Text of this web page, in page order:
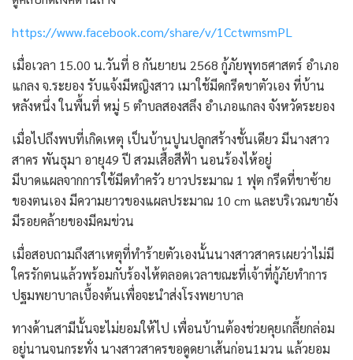
https://www.facebook.com/share/v/1CctwmsmPL
เมื่อเวลา 15.00 น.วันที่ 8 กันยายน 2568 กู้ภัยพุทธศาสตร์ อำเภอ
แกลง จ.ระยอง รับแจ้งมีหญิงสาว เมาใช้มีดกรีดขาตัวเอง ที่บ้าน
หลังหนึ่ง ในพื้นที่ หมู่ 5 ตำบลสองสลึง อำเภอแกลง จังหวัดระยอง
เมื่อไปถึงพบที่เกิดเหตุ เป็นบ้านปูนปลูกสร้างชั้นเดียว มีนางสาว
สาคร พันธุมา อายุ49 ปี สวมเสื้อสีฟ้า นอนร้องไห้อยู่
มีบาดแผลจากการใช้มีดทำครัว ยาวประมาณ 1 ฟุต กรีดที่ขาซ้าย
ของตนเอง มีความยาวของแผลประมาณ 10 cm และบริเวณขายัง
มีรอยคล้ายของมีคมข่วน
เมื่อสอบถามถึงสาเหตุที่ทำร้ายตัวเองนั้นนางสาวสาครเผยว่าไม่มี
ใครรักตนแล้วพร้อมกับร้องไห้ตลอดเวลาขณะที่เจ้าที่กู้ภัยทำการ
ปฐมพยาบาลเบื้องต้นเพื่อจะนำส่งโรงพยาบาล
ทางด้านสามีนั้นจะไม่ยอมให้ไป เพื่อนบ้านต้องช่วยคุยเกลี้ยกล่อม
อยู่นานจนกระทั่ง นางสาวสาครขอดูดยาเส้นก่อน1มวน แล้วยอม